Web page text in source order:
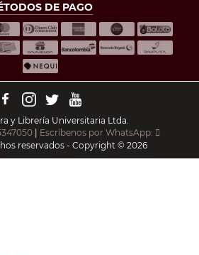
DE PAGO
y Librería Universitaria Ltda.
Escríbenos por WhatsApp:
reservados - Copyright © 2026